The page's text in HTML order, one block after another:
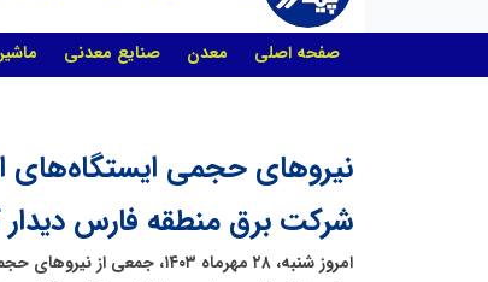
صفحه اصلی معدن صنایع معدنی
نیروهای حجمی ایستگاه‌های
شرکت برق منطقه فارس دیدار
امروز شنبه، ۲۸ مهرماه ۱۴۰۳،